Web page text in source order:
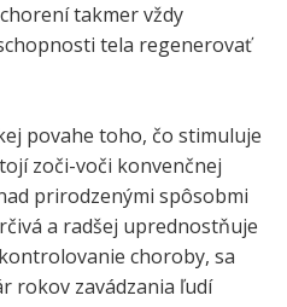
takmer vždy
tela regenerovať
povahe toho, čo stimuluje
zoči-voči konvenčnej
prirodzenými spôsobmi
a radšej uprednostňuje
choroby, sa
rokov zavádzania ľudí